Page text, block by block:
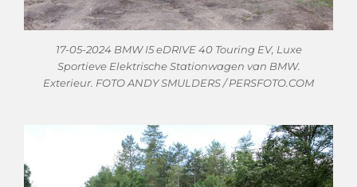
17-05-2024 BMW I5 eDRIVE 40 Touring EV, Luxe
Sportieve Elektrische Stationwagen van BMW.
Exterieur. FOTO ANDY SMULDERS / PERSFOTO.COM